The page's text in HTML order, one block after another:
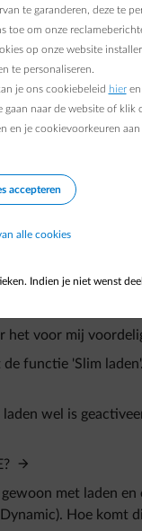
laadpaal hebt
het voor mij
de functie 'Slim
wel is
met laden en
Hoe komt
te garanderen, deze te
toe om onze
op onze website
te personaliseren.
je ons cookiebeleid hieren
naar de website of klik
en je cookievoorkeuren aan
accepteren
alle cookies
Indien je niet wenst